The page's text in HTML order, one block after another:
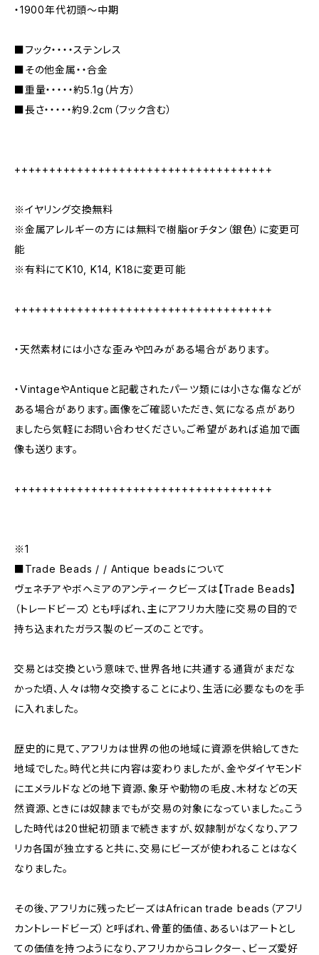
・1900年代初頭〜中期
■フック・・・・ステンレス
■その他金属・・合金
■重量・・・・・約5.1g（片方）
■長さ・・・・・約9.2cm（フック含む）
+++++++++++++++++++++++++++++++++++++
※イヤリング交換無料
※金属アレルギーの方には無料で樹脂orチタン（銀色）に変更可
能
※有料にてK10, K14, K18に変更可能
+++++++++++++++++++++++++++++++++++++
・天然素材には小さな歪みや凹みがある場合があります。
・VintageやAntiqueと記載されたパーツ類には小さな傷などが
ある場合があります。画像をご確認いただき、気になる点があり
ましたら気軽にお問い合わせください。ご希望があれば追加で画
像も送ります。
+++++++++++++++++++++++++++++++++++++
※1
■Trade Beads / / Antique beadsについて
ヴェネチアやボヘミアのアンティークビーズは【Trade Beads】
（トレードビーズ）とも呼ばれ、主にアフリカ大陸に交易の目的で
持ち込まれたガラス製のビーズのことです。
交易とは交換という意味で、世界各地に共通する通貨がまだな
かった頃、人々は物々交換することにより、生活に必要なものを手
に入れました。
歴史的に見て、アフリカは世界の他の地域に資源を供給してきた
地域でした。時代と共に内容は変わりましたが、金やダイヤモンド
にエメラルドなどの地下資源、象牙や動物の毛皮、木材などの天
然資源、ときには奴隷までもが交易の対象になっていました。こう
した時代は20世紀初頭まで続きますが、奴隷制がなくなり、アフ
リカ各国が独立すると共に、交易にビーズが使われることはなく
なりました。
その後、アフリカに残ったビーズはAfrican trade beads（アフリ
カントレードビーズ）と呼ばれ、骨董的価値、あるいはアートとし
ての価値を持つようになり、アフリカからコレクター、ビーズ愛好